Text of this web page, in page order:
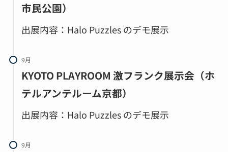
市民公園）
出展内容：Halo Puzzles のデモ展示
9月
KYOTO PLAYROOM 激フランク展示会（ホ
テルアンテルーム京都）
出展内容：Halo Puzzles のデモ展示
9月